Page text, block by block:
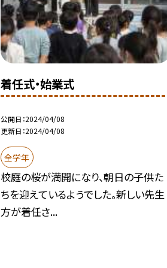
着任式・始業式
公開日 2024/04/08
更新日 2024/04/08
全学年
校庭の桜が満開になり、朝日の子供た
ちを迎えているようでした。新しい先生
方が着任さ...